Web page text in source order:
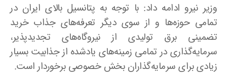
وزیر نیرو ادامه داد: با توجه به پتانسیل بالای ایران در
تمامی حوزه‌ها و از سوی دیگر تعرفه‌‌های جذاب خرید
تضمینی برق تولیدی از نیروگاه‌های تجدیدپذیر،
سرمایه‌گذاری در تمامی زمینه‌های یادشده از جذابیت بسیار
زیادی برای سرمایه‌گذاران بخش خصوصی برخوردار است.